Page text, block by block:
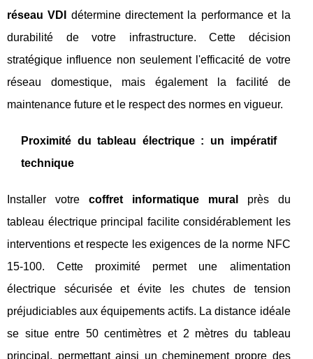
réseau VDI
détermine directement la performance et la
durabilité de votre infrastructure. Cette décision
stratégique influence non seulement l'efficacité de votre
réseau domestique, mais également la facilité de
maintenance future et le respect des normes en vigueur.
Proximité du tableau électrique : un impératif
technique
Installer votre coffret informatique mural
près du
tableau électrique principal facilite considérablement les
interventions et respecte les exigences de la norme NFC
15-100. Cette proximité permet une alimentation
électrique sécurisée et évite les chutes de tension
préjudiciables aux équipements actifs. La distance idéale
se situe entre 50 centimètres et 2 mètres du tableau
principal, permettant ainsi un cheminement propre des